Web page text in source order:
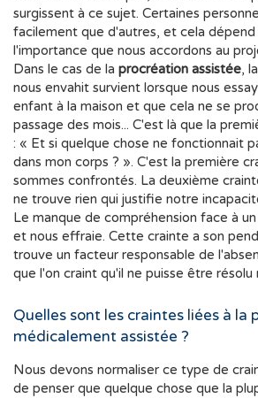
surgissent à ce sujet. Certaines
facilement que d'autres, et cela
l'importance que nous accordons au
Dans le cas de la procréation assistée,
nous envahit survient lorsque nous
enfant à la maison et que cela ne se
passage des mois... C'est là que la
: « Et si quelque chose ne fonctionnait
dans mon corps ? ». C'est la première
sommes confrontés. La deuxième
ne trouve rien qui justifie notre
Le manque de compréhension face à
et nous effraie. Cette crainte a son
trouve un facteur responsable de
que l'on craint qu'il ne puisse être résolu
Quelles sont les craintes liées à la
médicalement assistée ?
Nous devons normaliser ce type de
de penser que quelque chose que la